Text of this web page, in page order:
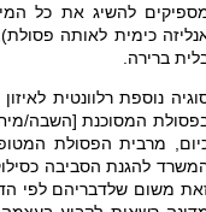
להשיג את כל
כימית לאותה
ברירה.
נוספת רלוונטית
המסוכנת [השבה/
מרבית הפסולת
להגנת הסביבה
משום שלדבריהם לפי